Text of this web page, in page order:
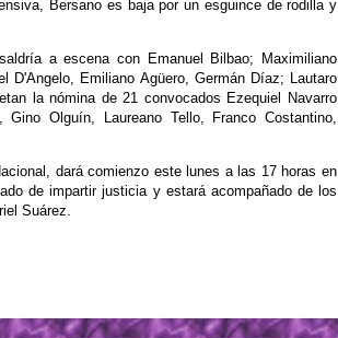
Bersano es baja por un esguince de rodilla y
a escena con Emanuel Bilbao; Maximiliano
D'Angelo, Emiliano Agüero, Germán Díaz; Lautaro
la nómina de 21 convocados Ezequiel Navarro
Olguín, Laureano Tello, Franco Costantino,
dará comienzo este lunes a las 17 horas en
de impartir justicia y estará acompañado de los
Suárez.